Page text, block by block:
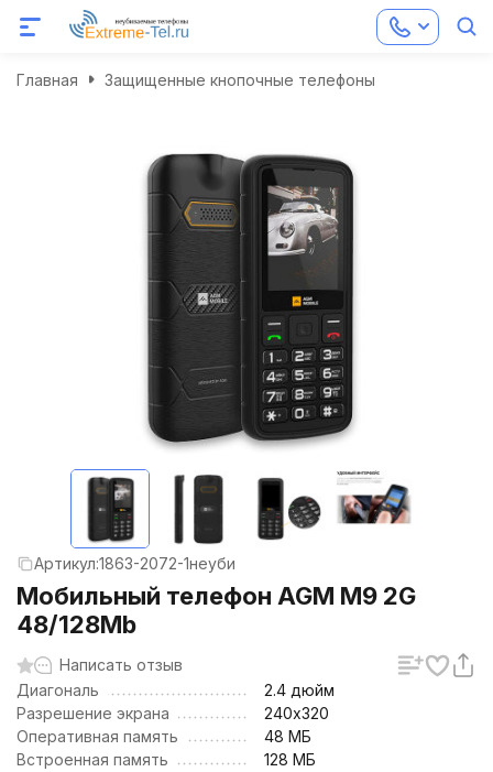
Главная Защищенные кнопочные телефоны
Артикул:1863-2072-1неуби
Мобильный телефон AGM M9 2G
48/128Mb
Написать отзыв
Диагональ
2.4 дюйм
Разрешение экрана
240х320
Оперативная память
48 МБ
Встроенная память
128 МБ